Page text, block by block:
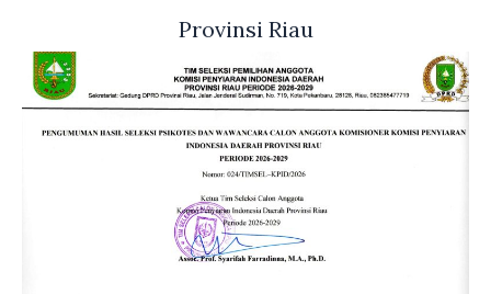
Provinsi Riau